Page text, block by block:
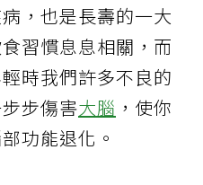
，也是長壽的一大
習慣息息相關，而
時我們許多不良的
步傷害大腦 ，使你
功能退化。